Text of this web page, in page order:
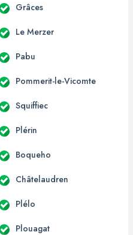
Grâces
Le Merzer
Pabu
Pommerit-le-Vicomte
Squiffiec
Plérin
Boqueho
Châtelaudren
Plélo
Plouagat